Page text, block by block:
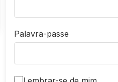
Palavra-passe